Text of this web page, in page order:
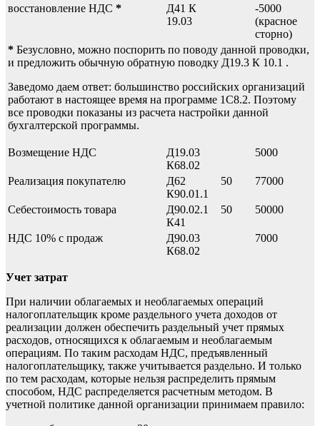
восстановление НДС *
Д41 К
19.03
-5000
(красное
сторно)
* Безусловно, можно поспорить по поводу данной проводки,
и предложить обычную обратную поводку Д19.3 К 10.1 .
Заведомо даем ответ: большинство российских организаций
работают в настоящее время на программе 1С8.2. Поэтому
все проводки показаны из расчета настройки данной
бухгалтерской программы.
Возмещение НДС
Д19.03
К68.02
5000
Реализация покупателю
Д62
К90.01.1
50 77000
Себестоимость товара
Д90.02.1
К41
50 50000
НДС 10% с продаж
Д90.03
К68.02
7000
Учет затрат
При наличии облагаемых и необлагаемых операций
налогоплательщик кроме раздельного учета доходов от
реализации должен обеспечить раздельный учет прямых
расходов, относящихся к облагаемым и необлагаемым
операциям. По таким расходам НДС, предъявленный
налогоплательщику, также учитывается раздельно. И только
по тем расходам, которые нельзя распределить прямым
способом, НДС распределяется расчетным методом. В
учетной политике данной организации принимаем правило: